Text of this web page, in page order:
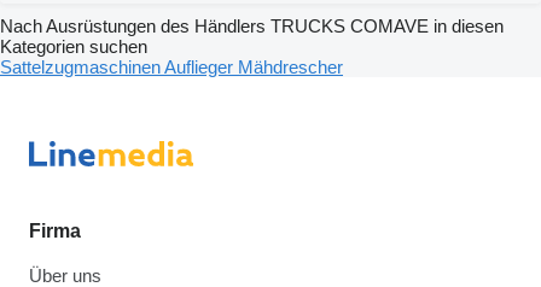
Nach Ausrüstungen des Händlers TRUCKS COMAVE in diesen
Kategorien suchen
SattelzugmaschinenAuflieger Mähdrescher
Firma
Über uns